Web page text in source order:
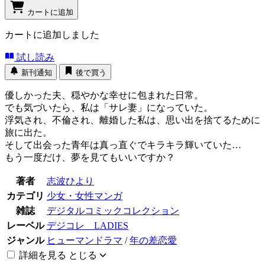
カートに追加
カートに追加しました
試し読み
新刊通知 後で買う
優しかった夫、穏やかな幸せに包まれた日常。
でも気づいたら、私は「サレ妻」になっていた。
浮気され、不倫され、離婚した私は、思い出を捨てるために
旅に出た。
そして出会った青年は真っ直ぐでキラキラ輝いていた…
もう一度だけ、夢を見てもいいですか？
著者
志波ひより
カテゴリ 少女・女性マンガ
雑誌
デジタルコミックコレクション
レーベル デジコレ LADIES
ジャンル ヒューマンドラマ /年の差恋愛
詳細を見る とじる